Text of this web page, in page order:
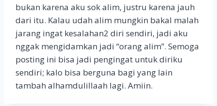
bukan karena aku sok alim, justru karena jauh
dari itu. Kalau udah alim mungkin bakal malah
jarang ingat kesalahan2 diri sendiri, jadi aku
nggak mengidamkan jadi “orang alim”. Semoga
posting ini bisa jadi pengingat untuk diriku
sendiri; kalo bisa berguna bagi yang lain
tambah alhamdulillaah lagi. Amiin.